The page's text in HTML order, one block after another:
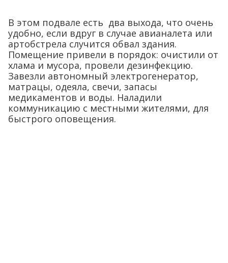
В этом подвале есть два выхода, что очень
удобно, если вдруг в случае авианалета или
артобстрела случится обвал здания.
Помещение привели в порядок: очистили от
хлама и мусора, провели дезинфекцию.
Завезли автономный электрогенератор,
матрацы, одеяла, свечи, запасы
медикаментов и воды. Наладили
коммуникацию с местными жителями, для
быстрого оповещения.